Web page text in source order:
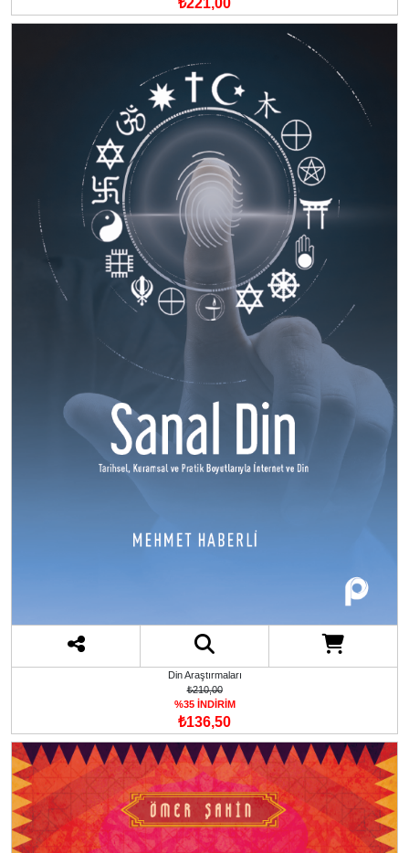
₺221,00
Din Araştırmaları
₺210,00
%35 İNDİRİM
₺136,50